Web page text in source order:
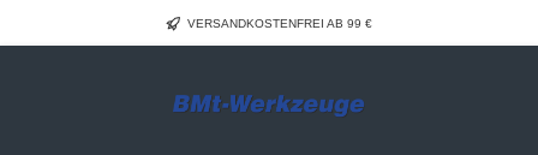
Zum Hauptinhalt springenVERSANDKOSTENFREI AB 99 €